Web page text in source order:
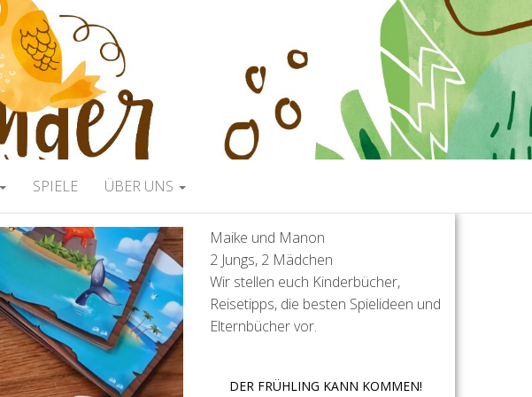
SPIELE ÜBER UNS
Maike und Manon
2 Jungs, 2 Mädchen
Wir stellen euch Kinderbücher,
Reisetipps, die besten Spielideen und
Elternbücher vor.
DER FRÜHLING KANN KOMMEN!